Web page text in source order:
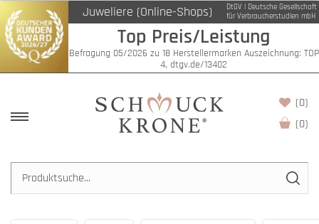
Juweliere (Online-Shops)
DtGV | Deutsche Gesellschaft
für Verbraucherstudien mbH
Top Preis/Leistung
Befragung 05/2026 zu 18 Herstellermarken Auszeichnung: TOP
4, dtgv.de/13402
(0)
(0)